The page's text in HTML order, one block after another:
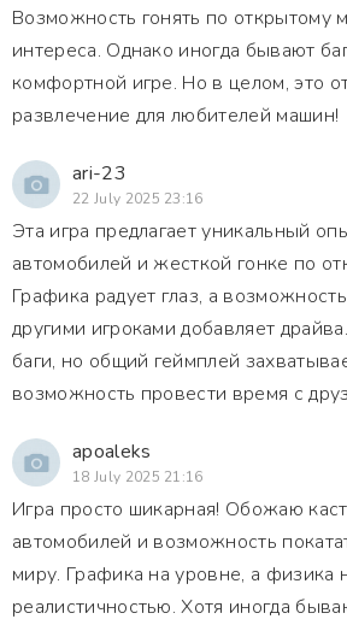
Возможность гонять по открытому
интереса. Однако иногда бывают
комфортной игре. Но в целом, это
развлечение для любителей машин!
ari-23
22 July 2025 23:16
Эта игра предлагает уникальный
автомобилей и жесткой гонке по
Графика радует глаз, а
другими игроками добавляет
баги, но общий геймплей
возможность провести время с
apoaleks
18 July 2025 21:16
Игра просто шикарная! Обожаю
автомобилей и возможность
миру. Графика на уровне, а физика
реалистичностью. Хотя иногда